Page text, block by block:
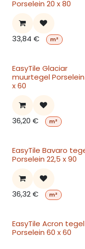
Porselein 20 x 80
33,84 € m²
EasyTile Glaciar
muurtegel
x 60
36,20 € m²
EasyTile Bavaro
Porselein 22,5 x 90
36,32€ m²
EasyTile Acron tegel
Porselein 60 x 60